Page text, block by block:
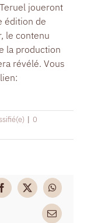
joueront
édition de
le contenu
la production
révélé. Vous
| 0
Facebook
X WhatsApp
Email